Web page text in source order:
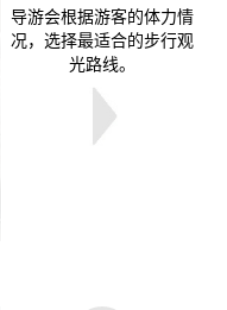
导游会根据游客的体力情
况，选择最适合的步行观
光路线。